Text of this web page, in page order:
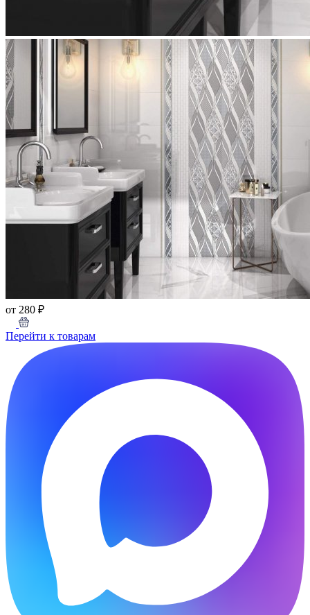
от 280 ₽
Перейти к товарам